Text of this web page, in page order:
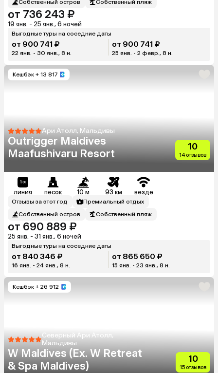
Собственный остров Собственный пляж
от 736 243 ₽
19 янв. - 25 янв., 6 ночей
Выгодные туры на соседние даты
от 900 741 ₽
22 янв. - 30 янв., 8 н.
от 900 741 ₽
25 янв. - 2 февр., 8 н.
Кешбэк + 13 817
Ари Атолл, Мальдивы
Outrigger Maldives
Maafushivaru Resort
10
14 отзывов
линия песок 10 м 93 км везде
Отзывы за этот год
Премиальный отдых
Собственный остров
Собственный пляж
от 690 889 ₽
25 янв. - 31 янв., 6 ночей
Выгодные туры на соседние даты
от 840 346 ₽
16 янв. - 24 янв., 8 н.
от 865 650 ₽
15 янв. - 23 янв., 8 н.
Кешбэк + 26 912
Северный Ари Атолл,
Мальдивы
W Maldives (Ex. W Retreat
& Spa Maldives)
10
15 отзывов